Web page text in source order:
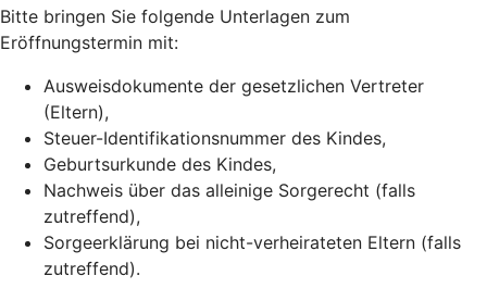
Bitte bringen Sie folgende Unterlagen zum
Eröffnungstermin mit:
Ausweisdokumente der gesetzlichen Vertreter
(Eltern),
Steuer-Identifikationsnummer des Kindes,
Geburtsurkunde des Kindes,
Nachweis über das alleinige Sorgerecht (falls
zutreffend),
Sorgeerklärung bei nicht-verheirateten Eltern (falls
zutreffend).